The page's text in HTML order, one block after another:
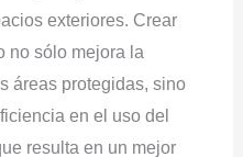
exteriores. Crear
no sólo mejora la
áreas protegidas, sino
en el uso del
resulta en un mejor